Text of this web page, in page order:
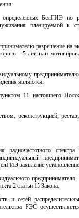
БелГИЭ по
планируемой к
разрешение на
- 5 лет, или
являются:
11 настоящего
реконструкцией,
спектра
заявление
предпринимателя,
2 статьи 15 Закона.
сетей
РЭС